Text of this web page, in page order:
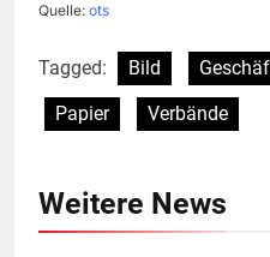
Quelle: ots
Tagged: Bild
Papier
Verbände
Weitere News